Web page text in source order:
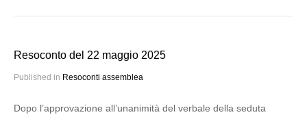
Resoconto del 22 maggio 2025
Published in Resoconti assemblea
Dopo l’approvazione all’unanimità del verbale della seduta